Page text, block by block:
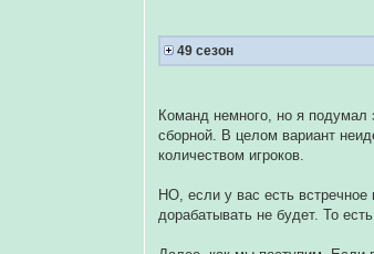
49 сезон
Команд немного, но я подумал
сборной. В целом вариант
количеством игроков.
НО, если у вас есть
дорабатывать не будет. То